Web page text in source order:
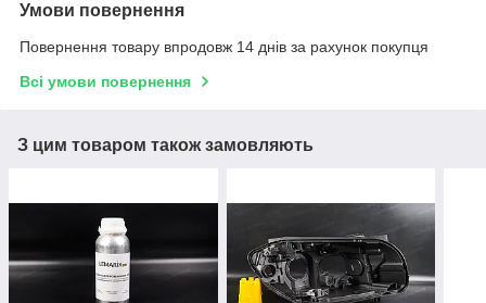
Умови повернення
Повернення товару впродовж 14 днів за рахунок покупця
Всі умови повернення
З цим товаром також замовляють